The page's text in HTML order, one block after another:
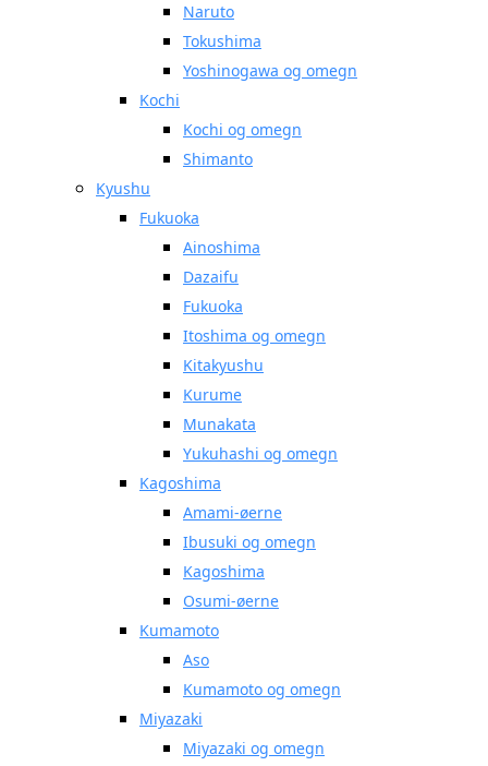
Naruto
Tokushima
Yoshinogawa og omegn
Kochi
Kochi og omegn
Shimanto
Kyushu
Fukuoka
Ainoshima
Dazaifu
Fukuoka
Itoshima og omegn
Kitakyushu
Kurume
Munakata
Yukuhashi og omegn
Kagoshima
Amami-øerne
Ibusuki og omegn
Kagoshima
Osumi-øerne
Kumamoto
Aso
Kumamoto og omegn
Miyazaki
Miyazaki og omegn